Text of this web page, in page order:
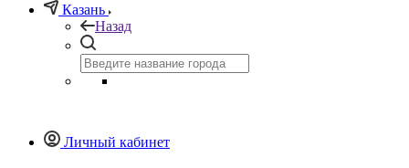
Казань
Назад
Личный кабинет